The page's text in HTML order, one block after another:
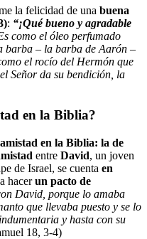
la felicidad de una buena
: “¡Qué bueno y agradable
como el óleo perfumado
barba – la barba de Aarón –
el rocío del Hermón que
Señor da su bendición, la
en la Biblia?
en la Biblia: la de
entre David, un joven
de Israel, se cuenta en
hacerun pacto de
David, porque lo amaba
que llevaba puesto y se lo
y hasta con su
18, 3-4)